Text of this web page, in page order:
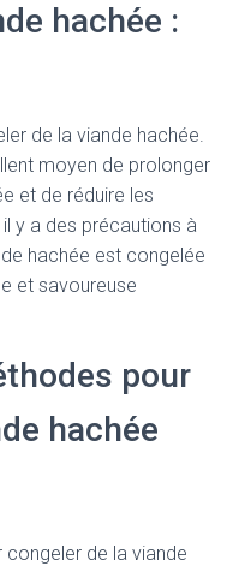
hachée :
de la viande hachée.
moyen de prolonger
et de réduire les
y a des précautions à
hachée est congelée
et savoureuse
pour
hachée
de la viande